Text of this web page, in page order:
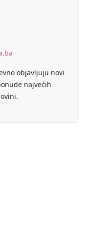
objavljuju novi
najvećih